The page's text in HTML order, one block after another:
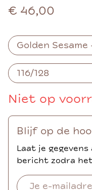
€ 46,00
Niet op
Blijf op de
Laat je
bericht zodra